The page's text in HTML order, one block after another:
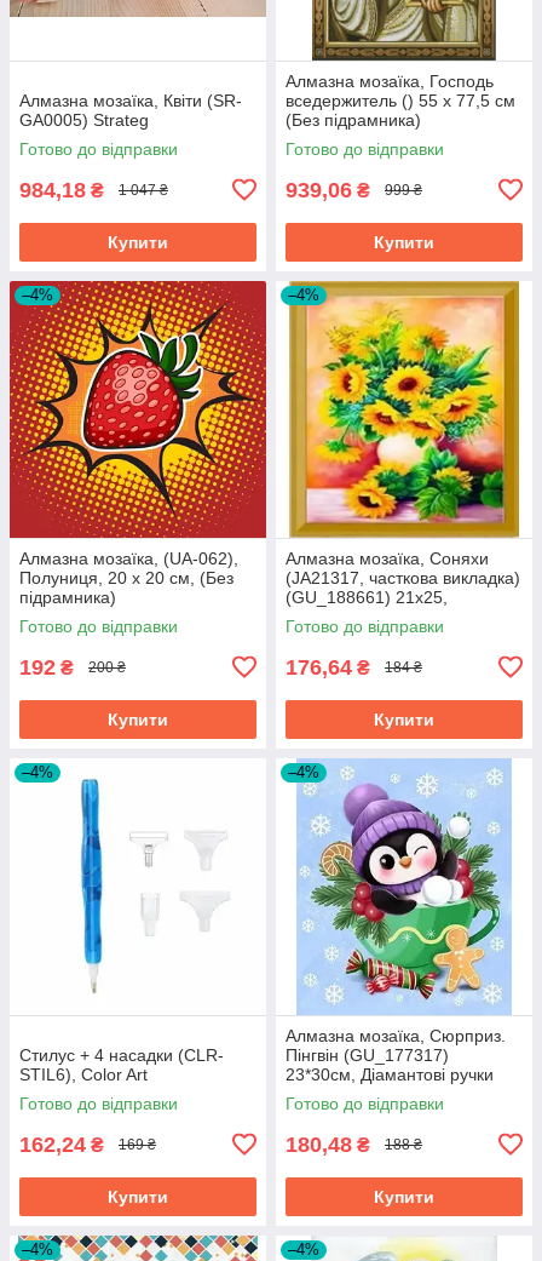
Алмазна мозаїка, Квіти (SR-
GA0005) Strateg
Готово до відправки
984,18 ₴ 1 047 ₴
Купити
Алмазна мозаїка, Господь
вседержитель () 55 х 77,5 см
(Без підрамника)
Готово до відправки
939,06 ₴ 999 ₴
Купити
–4%
Алмазна мозаїка, (UA-062),
Полуниця, 20 х 20 см, (Без
підрамника)
Готово до відправки
192 ₴ 200 ₴
Купити
–4%
Алмазна мозаїка, Соняхи
(JA21317, часткова викладка)
(GU_188661) 21х25,
Діамантові ручки
Готово до відправки
176,64 ₴ 184 ₴
Купити
–4%
Стилус + 4 насадки (CLR-
STIL6), Color Art
Готово до відправки
162,24 ₴ 169 ₴
Купити
–4%
Алмазна мозаїка, Сюрприз.
Пінгвін (GU_177317)
23*30см, Діамантові ручки
Готово до відправки
180,48 ₴ 188 ₴
Купити
–4% –4%